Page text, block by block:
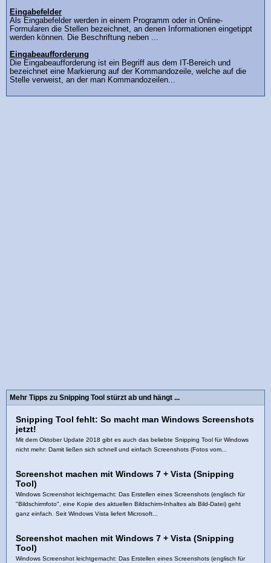
Eingabefelder
Als Eingabefelder werden in einem Programm oder in Online-
Formularen die Stellen bezeichnet, an denen Informationen eingetippt
werden können. Die Beschriftung neben ...
Eingabeaufforderung
Die Eingabeaufforderung ist ein Begriff aus dem IT-Bereich und
bezeichnet eine Markierung auf der Kommandozeile, welche auf die
Stelle verweist, an der man Kommandozeilen...
Mehr Tipps zu Snipping Tool stürzt ab und hängt ...
Snipping Tool fehlt: So macht man Windows Screenshots
jetzt!
Mit dem Oktober Update 2018 gibt es auch das beliebte Snipping Tool für Windows
nicht mehr: Damit ließen sich schnell und einfach Screenshots (Fotos vom...
Screenshot machen mit Windows 7 + Vista (Snipping
Tool)
Windows Screenshot leichtgemacht: Das Erstellen eines Screenshots (englisch für
"Bildschirmfoto", eine Kopie des aktuellen Bildschirm-Inhaltes als Bild-Datei) geht
ganz einfach. Seit Windows Vista liefert Microsoft...
Screenshot machen mit Windows 7 + Vista (Snipping
Tool)
Windows Screenshot leichtgemacht: Das Erstellen eines Screenshots (englisch für